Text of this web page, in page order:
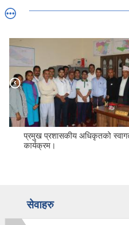
सूचना प्रविधि अधिकृतको विदाई
सेवाहरु